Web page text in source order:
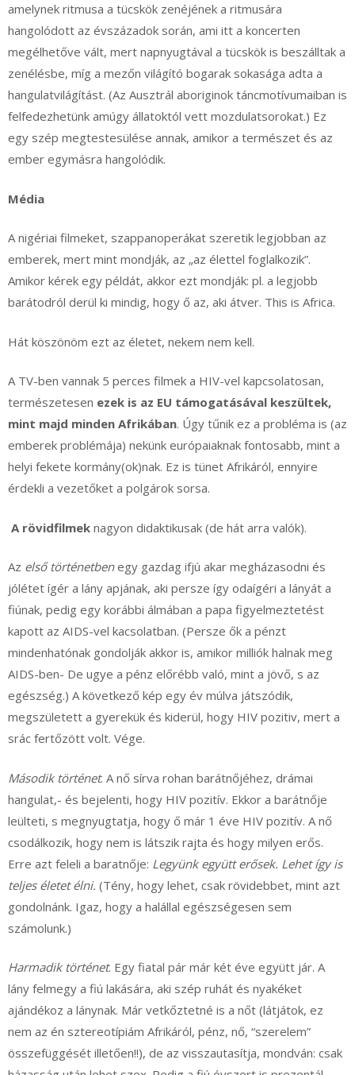
amelynek ritmusa a tücskök zenéjének a ritmusára
hangolódott az évszázadok során, ami itt a koncerten
megélhetőve vált, mert napnyugtával a tücskök is beszálltak a
zenélésbe, míg a mezőn világító bogarak sokasága adta a
hangulatvilágítást. (Az Ausztrál aboriginok táncmotívumaiban is
felfedezhetünk amúgy állatoktól vett mozdulatsorokat.) Ez
egy szép megtestesülése annak, amikor a természet és az
ember egymásra hangolódik.
Média
A nigériai filmeket, szappanoperákat szeretik legjobban az
emberek, mert mint mondják, az „az élettel foglalkozik”.
Amikor kérek egy példát, akkor ezt mondják: pl. a legjobb
barátodról derül ki mindig, hogy ő az, aki átver. This is Africa.
Hát köszönöm ezt az életet, nekem nem kell.
A TV-ben vannak 5 perces filmek a HIV-vel kapcsolatosan,
természetesen ezek is az EU támogatásával keszültek,
mint majd minden Afrikában. Úgy tűnik ez a probléma is (az
emberek problémája) nekünk európaiaknak fontosabb, mint a
helyi fekete kormány(ok)nak. Ez is tünet Afrikáról, ennyire
érdekli a vezetőket a polgárok sorsa.
A rövidfilmek nagyon didaktikusak (de hát arra valók).
Az első történetbenegy gazdag ifjú akar megházasodni és
jólétet ígér a lány apjának, aki persze így odaígéri a lányát a
fiúnak, pedig egy korábbi álmában a papa figyelmeztetést
kapott az AIDS-vel kacsolatban. (Persze ők a pénzt
mindenhatónak gondolják akkor is, amikor milliók halnak meg
AIDS-ben- De ugye a pénz előrébb való, mint a jövő, s az
egészség.) A következő kép egy év múlva játszódik,
megszületett a gyerekük és kiderül, hogy HIV pozitiv, mert a
srác fertőzött volt. Vége.
Második történet. A nő sírva rohan barátnőjéhez, drámai
hangulat,- és bejelenti, hogy HIV pozitív. Ekkor a barátnője
leülteti, s megnyugtatja, hogy ő már 1 éve HIV pozitív. A nő
csodálkozik, hogy nem is látszik rajta és hogy milyen erős.
Erre azt feleli a baratnője: Legyünk együtt erősek. Lehet így is
teljes életet élni. (Tény, hogy lehet, csak rövidebbet, mint azt
gondolnánk. Igaz, hogy a halállal egészségesen sem
számolunk.)
Harmadik történet. Egy fiatal pár már két éve együtt jár. A
lány felmegy a fiú lakására, aki szép ruhát és nyakéket
ajándékoz a lánynak. Már vetkőztetné is a nőt (látjátok, ez
nem az én sztereotípiám Afrikáról, pénz, nő, “szerelem”
összefüggését illetően!!), de az visszautasítja, mondván: csak